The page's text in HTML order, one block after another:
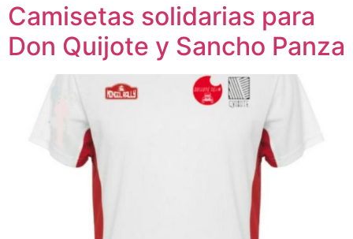
Camisetas solidarias para
Don Quijote y Sancho Panza